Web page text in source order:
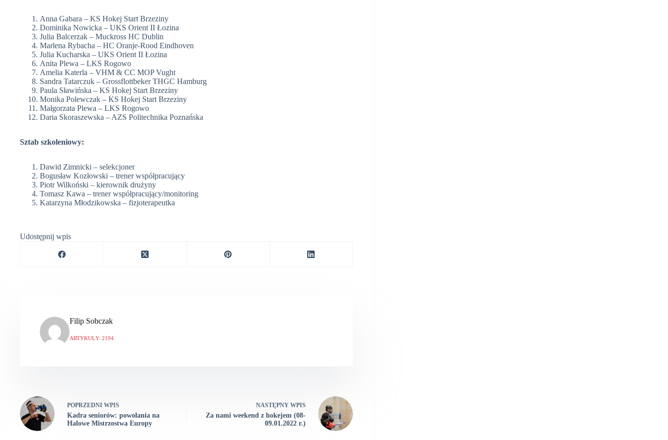
Anna Gabara – KS Hokej Start Brzeziny
Dominika Nowicka – UKS Orient II Łozina
Julia Balcerzak – Muckross HC Dublin
Marlena Rybacha – HC Oranje-Rood Eindhoven
Julia Kucharska – UKS Orient II Łozina
Anita Plewa – LKS Rogowo
Amelia Katerla – VHM & CC MOP Vught
Sandra Tatarczuk – Grossflottbeker THGC Hamburg
Paula Sławińska – KS Hokej Start Brzeziny
Monika Polewczak – KS Hokej Start Brzeziny
Małgorzata Plewa – LKS Rogowo
Daria Skoraszewska – AZS Politechnika Poznańska
Sztab szkoleniowy:
Dawid Zimnicki – selekcjoner
Bogusław Kozłowski – trener współpracujący
Piotr Wilkoński – kierownik drużyny
Tomasz Kawa – trener współpracujący/monitoring
Katarzyna Młodzikowska – fizjoterapeutka
Udostępnij wpis
Filip Sobczak
ARTYKUŁY: 2194
POPRZEDNI WPIS
Kadra seniorów: powołania na
Halowe Mistrzostwa Europy
NASTĘPNY WPIS
Za nami weekend z hokejem (08-
09.01.2022 r.)